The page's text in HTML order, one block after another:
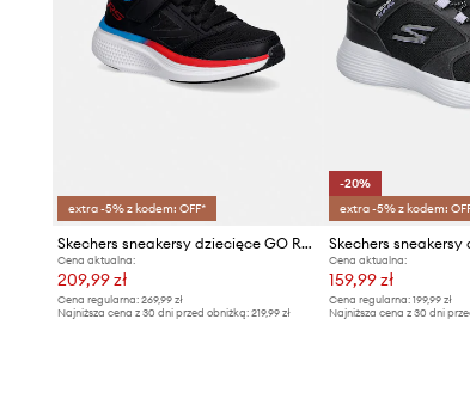
extra -5% z kodem: OFF*
Skechers sneakersy dziecięce GO RUN ELEVATE 2.0-WHERE'S MY
Cena aktualna:
209,99 zł
Cena regularna: 269,99 zł
Najniższa cena z 30 dni przed obniżką: 219,99 zł
-20%
extra -5% z kodem:
Cena aktualna:
159,99 zł
Cena regularna:199,99 zł
Najniższa cena z 30 dni